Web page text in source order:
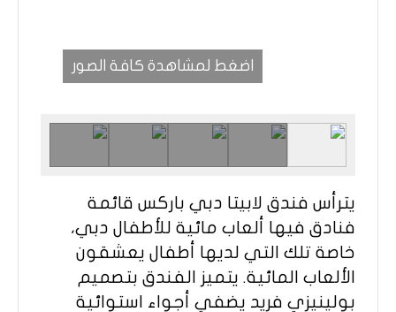
اضغط لمشاهدة كافة الصور
يترأس فندق لابيتا دبي باركس قائمة
فنادق فيها ألعاب مائية للأطفال دبي،
خاصة تلك التي لديها أطفال يعشقون
الألعاب المائية. يتميز الفندق بتصميم
بولينيزي فريد يضفي أجواء استوائية